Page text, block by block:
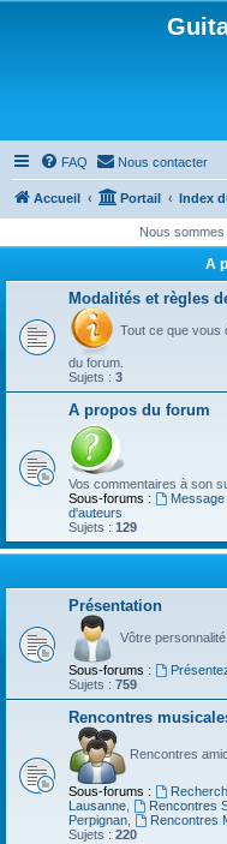
FAQ Nous contacter
Accueil Portail Index
Nous
A
Modalités et règles
Tout ce que vous
du forum.
Sujets : 3
A propos du forum
Vos commentaires à son
Sous-forums :
d'auteurs
Sujets : 129
Présentation
Vôtre
Sous-forums :
Sujets : 759
Rencontres
Rencontres
Sous-forums :
Lausanne
Rencontres
Perpignan
Rencontres
Sujets : 220